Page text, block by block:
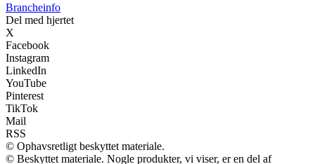
Brancheinfo
Del med hjertet
X
Facebook
Instagram
LinkedIn
YouTube
Pinterest
TikTok
Mail
RSS
© Ophavsretligt beskyttet materiale.
© Beskyttet materiale. Nogle produkter, vi viser, er en del af